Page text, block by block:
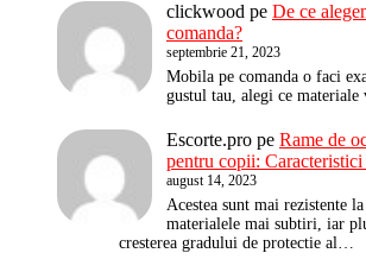
clickwood pe De ce
comanda?
septembrie 21, 2023
Mobila pe comanda o faci
gustul tau, alegi ce materiale
Escorte.pro pe Rame de
pentru copii:
august 14, 2023
Acestea sunt mai rezistente
materialele mai subtiri, iar
cresterea gradului de protectie al…